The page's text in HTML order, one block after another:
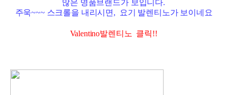
많은 명품브랜드가 보입니다.
주욱~~~ 스크롤을 내리시면, 요기 발렌티노가 보이네요
Valentino발렌티노 클릭!!